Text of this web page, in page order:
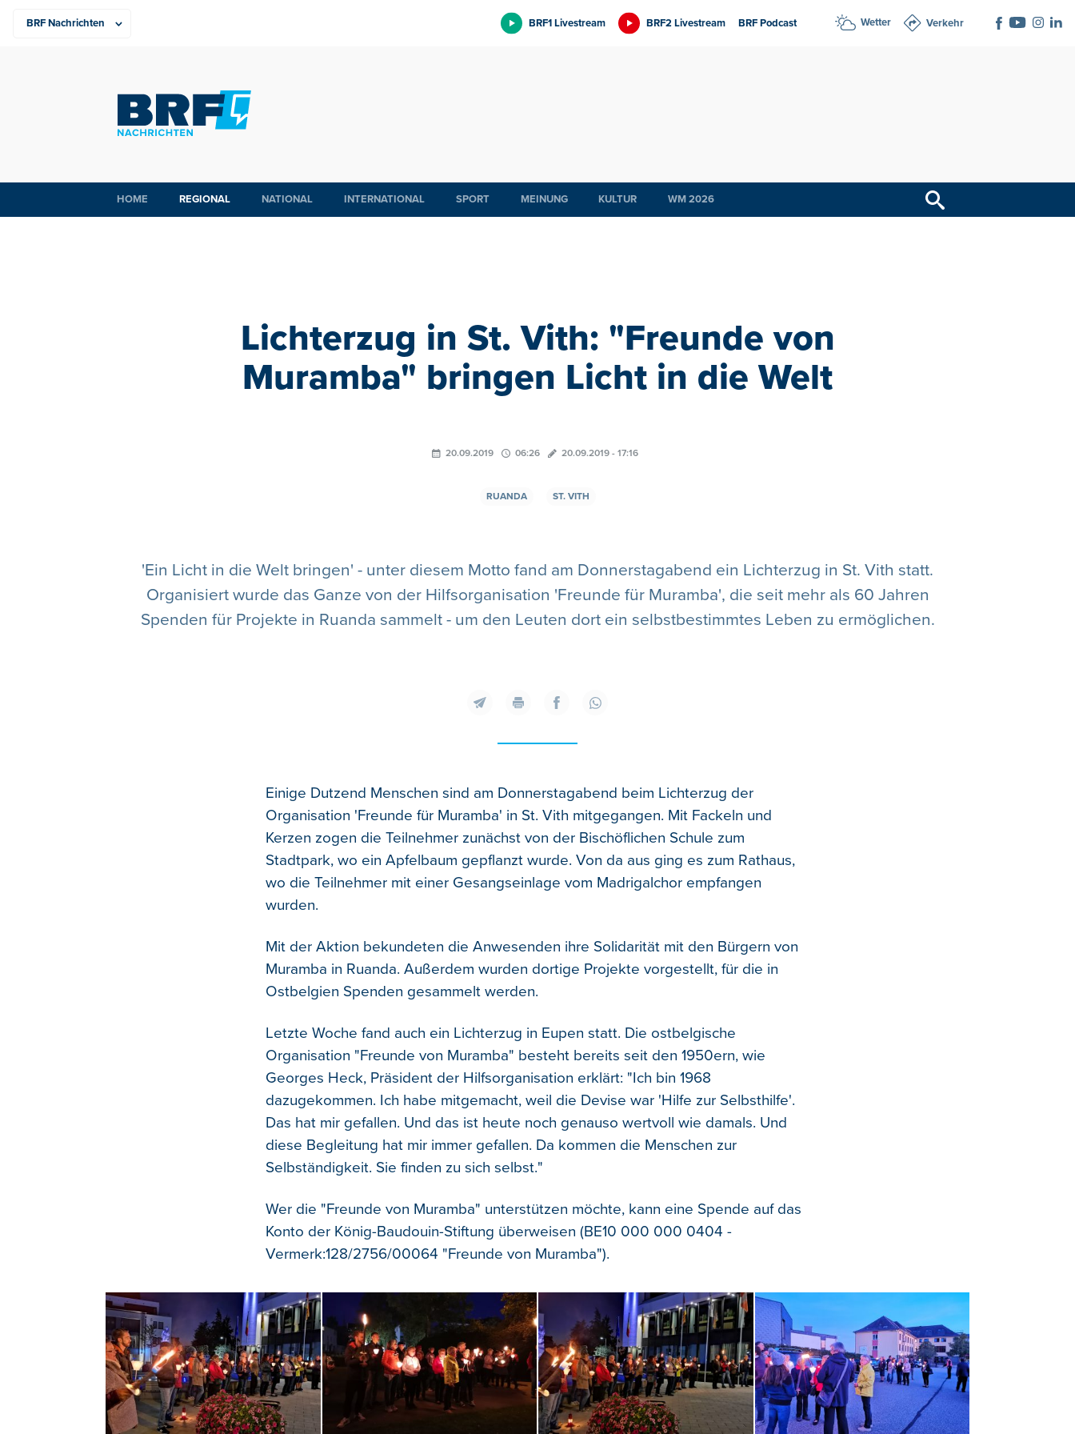
BRF1 Livestream BRF2 Livestream BRF Podcast Wetter Verkehr
HOME REGIONAL NATIONAL INTERNATIONAL SPORT MEINUNG KULTUR WM 2026
Lichterzug in St. Vith: "Freunde von
Muramba" bringen Licht in die Welt
20.09.2019 06:26 20.09.2019 - 17:16
RUANDA ST. VITH
'Ein Licht in die Welt bringen' - unter diesem Motto fand am Donnerstagabend ein Lichterzug in St. Vith statt.
Organisiert wurde das Ganze von der Hilfsorganisation 'Freunde für Muramba', die seit mehr als 60 Jahren
Spenden für Projekte in Ruanda sammelt - um den Leuten dort ein selbstbestimmtes Leben zu ermöglichen.
Einige Dutzend Menschen sind am Donnerstagabend beim Lichterzug der
Organisation 'Freunde für Muramba' in St. Vith mitgegangen. Mit Fackeln und
Kerzen zogen die Teilnehmer zunächst von der Bischöflichen Schule zum
Stadtpark, wo ein Apfelbaum gepflanzt wurde. Von da aus ging es zum Rathaus,
wo die Teilnehmer mit einer Gesangseinlage vom Madrigalchor empfangen
wurden.
Mit der Aktion bekundeten die Anwesenden ihre Solidarität mit den Bürgern von
Muramba in Ruanda. Außerdem wurden dortige Projekte vorgestellt, für die in
Ostbelgien Spenden gesammelt werden.
Letzte Woche fand auch ein Lichterzug in Eupen statt. Die ostbelgische
Organisation "Freunde von Muramba" besteht bereits seit den 1950ern, wie
Georges Heck, Präsident der Hilfsorganisation erklärt: "Ich bin 1968
dazugekommen. Ich habe mitgemacht, weil die Devise war 'Hilfe zur Selbsthilfe'.
Das hat mir gefallen. Und das ist heute noch genauso wertvoll wie damals. Und
diese Begleitung hat mir immer gefallen. Da kommen die Menschen zur
Selbständigkeit. Sie finden zu sich selbst."
Wer die "Freunde von Muramba" unterstützen möchte, kann eine Spende auf das
Konto der König-Baudouin-Stiftung überweisen (BE10 000 000 0404 -
Vermerk:128/2756/00064 "Freunde von Muramba").